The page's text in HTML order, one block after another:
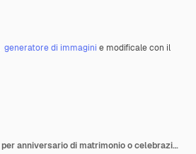
generatore di immagini e modificale con il
Modello di cornice per anniversario di matrimonio o celebrazioni